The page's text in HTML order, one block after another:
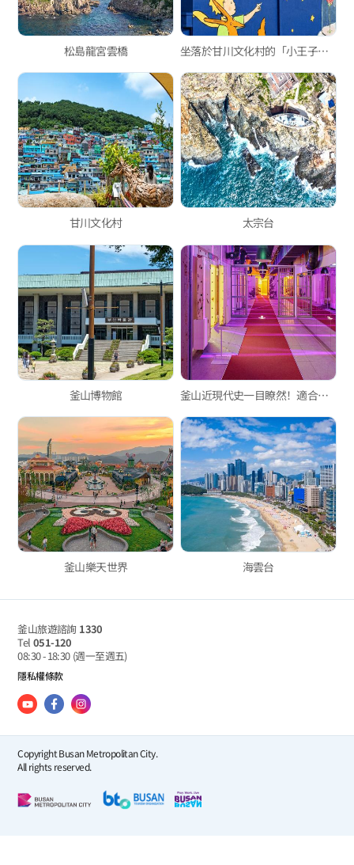
松島龍宮雲橋 坐落於甘川文化村的「小王子之家」
甘川文化村 太宗台
釜山博物館 釜山近現代史一目瞭然！適合帶著孩子前往的南浦洞景點
釜山樂天世界 海雲台
釜山旅遊諮詢 1330
Tel 051-120
08:30 - 18:30 (週一至週五)
隱私權條款
Copyright Busan Metropolitan City.
All rights reserved.